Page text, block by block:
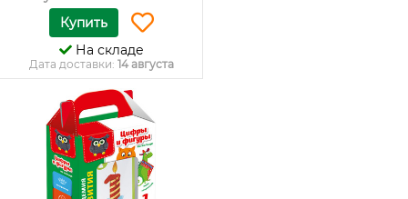
Купить
На складе
Дата доставки: 14 августа